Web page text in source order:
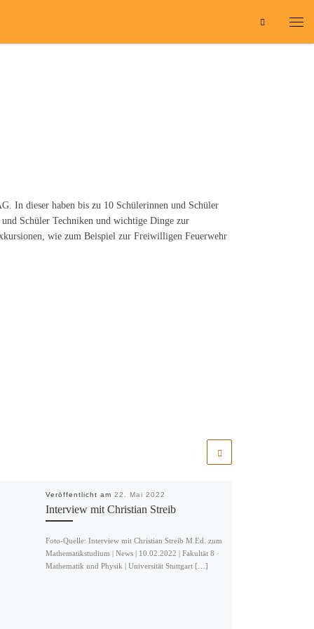
Search
In dieser haben bis zu 10 Schülerinnen und Schüler
Schüler Techniken und wichtige Dinge zur
wie zum Beispiel zur Freiwilligen Feuerwehr
Veröffentlicht am 22. Mai 2022
Interview mit Christian Streib
Foto-Quelle: Interview mit Christian Streib M.Ed. zum
Mathematikstudium | News | 10.02.2022 | Fakultät 8 ·
Mathematik und Physik | Universität Stuttgart […]